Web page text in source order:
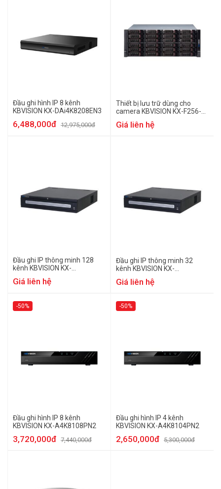
Đầu ghi hình IP 8 kênh
KBVISION KX-DAi4K8208EN3
6,488,000đ 12,975,000đ
Thiết bị lưu trữ dùng cho
camera KBVISION KX-F256-
Giá liên hệ
Đầu ghi IP thông minh 128
kênh KBVISION KX-
Giá liên hệ
Đầu ghi IP thông minh 32
kênh KBVISION KX-
Giá liên hệ
-50%
Đầu ghi hình IP 8 kênh
KBVISION KX-A4K8108PN2
3,720,000đ 7,440,000đ
-50%
Đầu ghi hình IP 4 kênh
KBVISION KX-A4K8104PN2
2,650,000đ 5,300,000đ